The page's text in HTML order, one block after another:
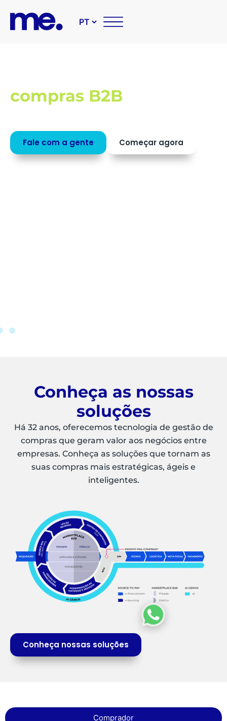
compras B2B
Fale com a gente
Começar agora
Conheça as nossas
soluções
Há 32 anos, oferecemos tecnologia de gestão de
compras que geram valor aos negócios entre
empresas. Conheça as soluções que tornam as
suas compras mais estratégicas, ágeis e
inteligentes.
Conheça nossas soluções
Comprador